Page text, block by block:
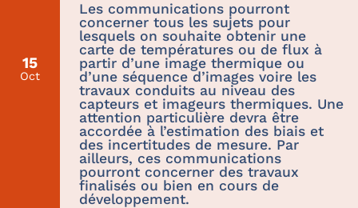
15
Oct
Les communications pourront
concerner tous les sujets pour
lesquels on souhaite obtenir une
carte de températures ou de flux à
partir d’une image thermique ou
d’une séquence d’images voire les
travaux conduits au niveau des
capteurs et imageurs thermiques. Une
attention particulière devra être
accordée à l’estimation des biais et
des incertitudes de mesure. Par
ailleurs, ces communications
pourront concerner des travaux
finalisés ou bien en cours de
développement.